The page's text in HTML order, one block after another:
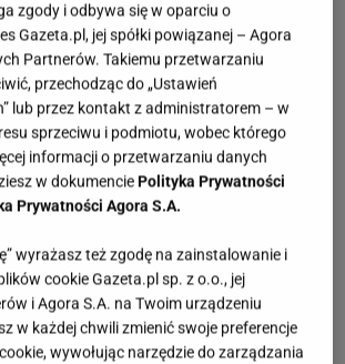
zgody i odbywa się w oparciu o
Gazeta.pl, jej spółki powiązanej – Agora
Partnerów. Takiemu przetwarzaniu
przechodząc do „Ustawień
lub przez kontakt z administratorem – w
sprzeciwu i podmiotu, wobec którego
informacji o przetwarzaniu danych
w dokumenciePolityka Prywatności
Prywatności Agora S.A.
wyrażasz też zgodę na zainstalowanie i
cookie Gazeta.pl sp. z o.o., jej
i Agora S.A. na Twoim urządzeniu
w każdej chwili zmienić swoje preferencje
wywołując narzędzie do zarządzania